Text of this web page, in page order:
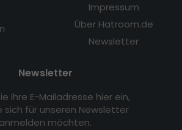
Impressum
Über Hatroom.de
Newsletter
Newsletter
Ihre E-Mailadresse hier ein,
sich für unseren Newsletter
anmelden möchten.